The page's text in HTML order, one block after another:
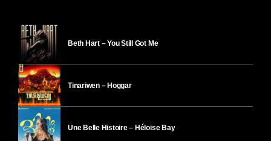
Beth Hart – You Still Got Me
Tinariwen – Hoggar
Une Belle Histoire – Héloïse Bay